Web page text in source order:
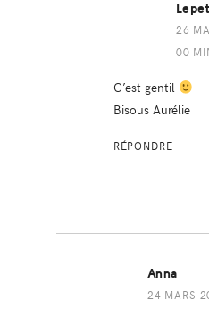
26
00
C’est gentil
Bisous Aurélie
RÉPONDRE
Anna
24 MARS